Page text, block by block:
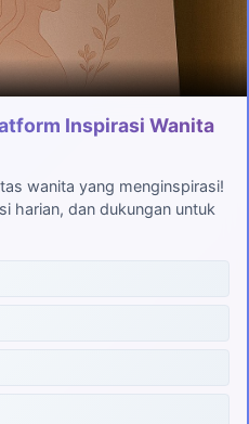
Inspirasi Wanita
wanita yang menginspirasi!
harian, dan dukungan untuk